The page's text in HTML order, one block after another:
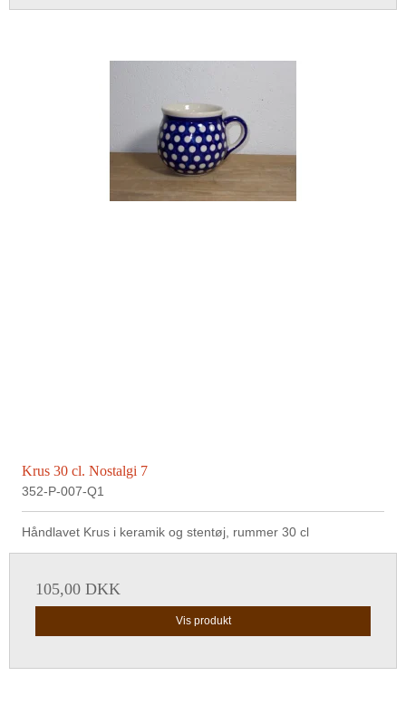
Krus 30 cl. Nostalgi 7
352-P-007-Q1
Håndlavet Krus i keramik og stentøj, rummer 30 cl
105,00 DKK
Vis produkt